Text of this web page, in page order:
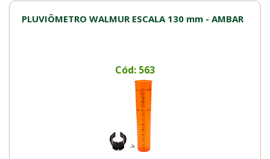
PLUVIÔMETRO WALMUR ESCALA 130 mm - AMBAR
Cód: 563